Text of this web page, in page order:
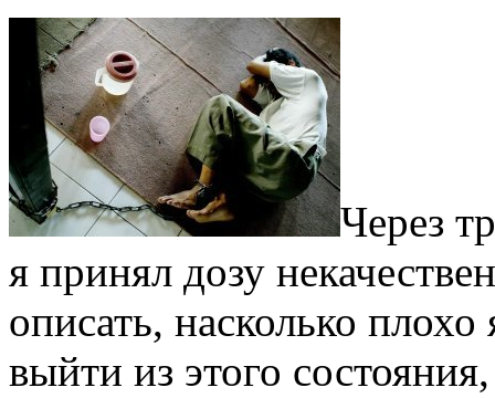
Через
я принял дозу
описать, насколько
выйти из этого